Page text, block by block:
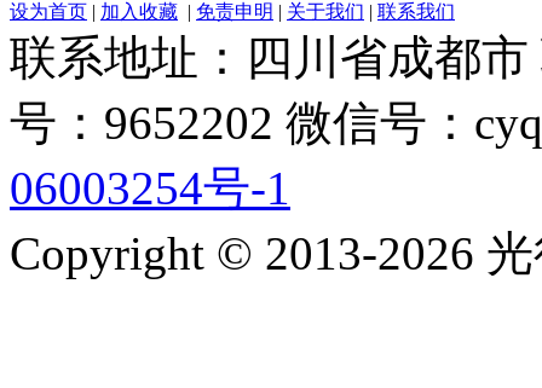
设为首页 | 加入收藏 | 免责申明 | 关于我们 | 联系我们
联系地址：四川省成都市
号：9652202 微信号：
06003254号-1
Copyright © 2013-2026